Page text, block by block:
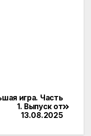
игра. Часть
1. Выпуск от
13.08.2025